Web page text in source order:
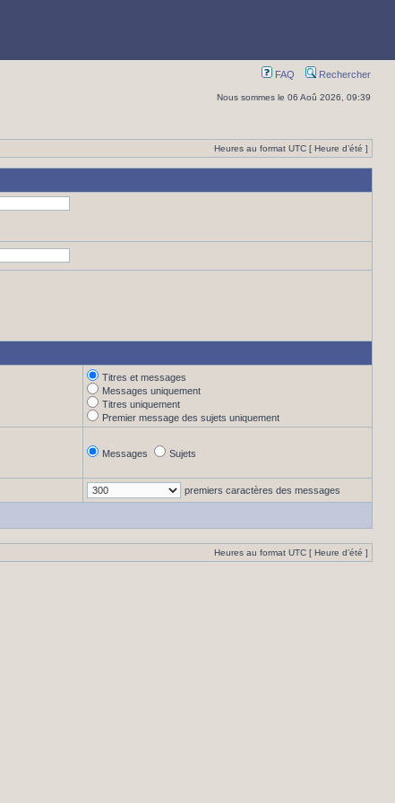
FAQ Rechercher
Nous sommes le 06 Aoû 2026, 09:39
Heures au format UTC [ Heure d’été ]
Titres et messages
Messages uniquement
Titres uniquement
Premier message des sujets uniquement
Messages Sujets
premiers caractères des messages
Heures au format UTC [ Heure d’été ]